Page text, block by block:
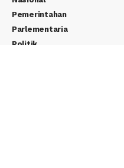
Pemerintahan
Parlementaria
Politik